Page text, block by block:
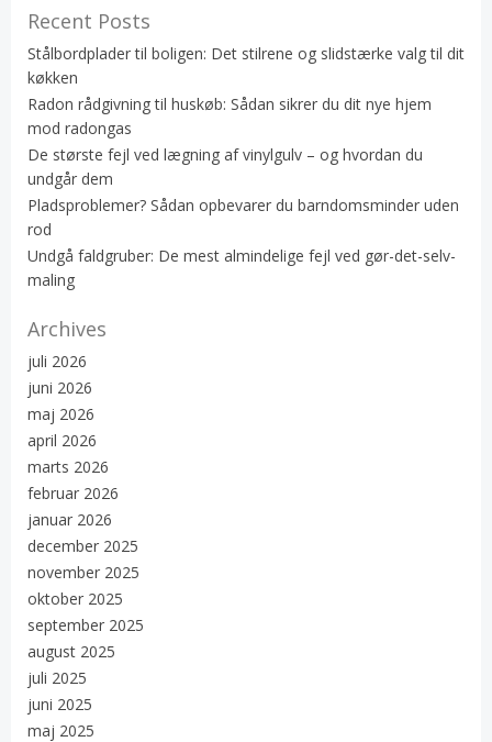
Recent Posts
Stålbordplader til boligen: Det stilrene og slidstærke valg til dit
køkken
Radon rådgivning til huskøb: Sådan sikrer du dit nye hjem
mod radongas
De største fejl ved lægning af vinylgulv – og hvordan du
undgår dem
Pladsproblemer? Sådan opbevarer du barndomsminder uden
rod
Undgå faldgruber: De mest almindelige fejl ved gør-det-selv-
maling
Archives
juli 2026
juni 2026
maj 2026
april 2026
marts 2026
februar 2026
januar 2026
december 2025
november 2025
oktober 2025
september 2025
august 2025
juli 2025
juni 2025
maj 2025